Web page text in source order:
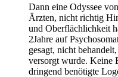
Dann eine Odyssee
Ärzten, nicht richtig
und Oberflächlichkeit
2Jahre auf
gesagt, nicht
versorgt wurde. Keine
dringend benötigte